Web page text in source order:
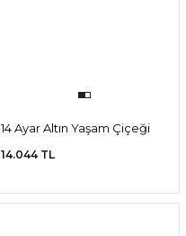
14 Ayar Altın Yaşam Çiçeği
14.044 TL